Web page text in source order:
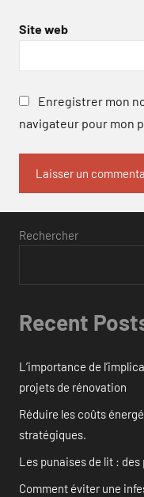
Site web
Enregistrer mon
navigateur pour mon
Rechercher
Recent
L’importance de
projets de rénovation
Réduire les coûts
stratégiques.
Les punaises de lit :
Comment éviter une